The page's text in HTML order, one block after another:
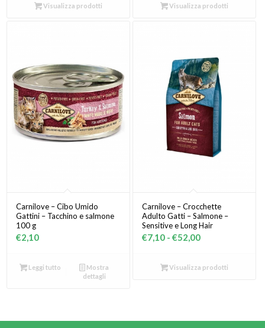
prezzo:
Visualizza prodotti
prezzo:
€52,00
Visualizza prodotti
Carnilove – Cibo Umido
Gattini – Tacchino e salmone
100 g
€2,10
Leggi tutto
Mostra
dettagli
Carnilove – Crocchette
Adulto Gatti – Salmone –
Sensitive e Long Hair
€7,10 - €52,00Fascia
prezzo:
€52,00
Visualizza prodotti